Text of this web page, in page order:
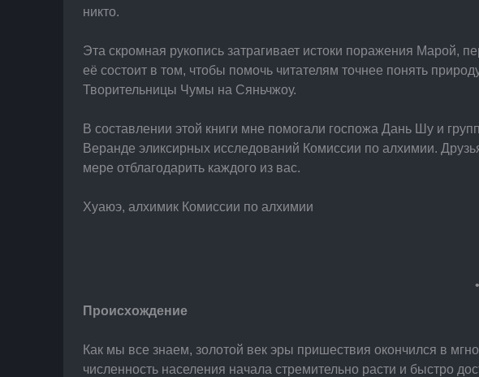
никто.
Эта скромная рукопись затрагивает истоки поражения Марой,
её состоит в том, чтобы помочь читателям точнее понять
Творительницы Чумы на Сяньчжоу.
В составлении этой книги мне помогали госпожа Дань Шу и
Веранде эликсирных исследований Комиссии по алхимии.
мере отблагодарить каждого из вас.
Хуаюэ, алхимик Комиссии по алхимии
Происхождение
Как мы все знаем, золотой век эры пришествия окончился в
численность населения начала стремительно расти и быстро